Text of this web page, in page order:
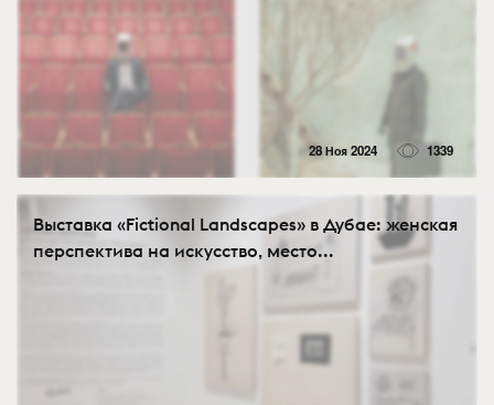
28 Ноя 2024 1339
Выставка «Fictional Landscapes» в Дубае: женская
перспектива на искусство, место...